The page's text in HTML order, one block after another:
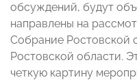
обсуждений, будут
направлены на
Собрание Ростовской
Ростовской области.
четкую картину